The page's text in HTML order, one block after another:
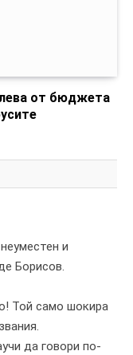
от бюджета
и
Борисов.
Той само шокира
да говори по-